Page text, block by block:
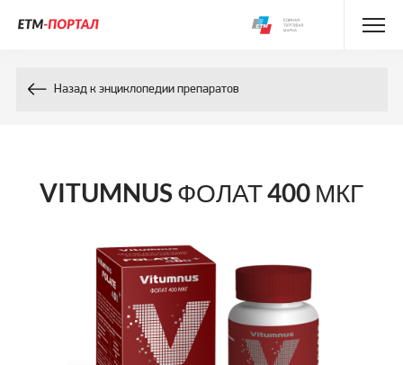
Назад к энциклопедии препаратов
VITUMNUS ФОЛАТ 400 МКГ